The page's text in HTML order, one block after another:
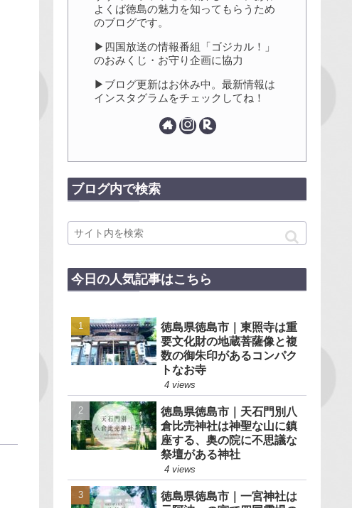
よくば徳島の魅力を知ってもらうため
のブログです。
▶四国放送の情報番組「ゴジカル！」
のおみくじ・お守り企画に協力
▶ブログ更新はお休み中。最新情報は
インスタグラムをチェックしてね！
ブログ内で検索
今日の人気記事はこちら
徳島県徳島市｜東照寺は重
要文化財の地蔵菩薩像と複
数の御朱印があるコンパク
トなお寺
4 views
徳島県徳島市｜天石門別八
倉比売神社は神聖な山に鎮
座する、奥の院に不思議な
祭壇がある神社
4 views
徳島県徳島市｜一宮神社は